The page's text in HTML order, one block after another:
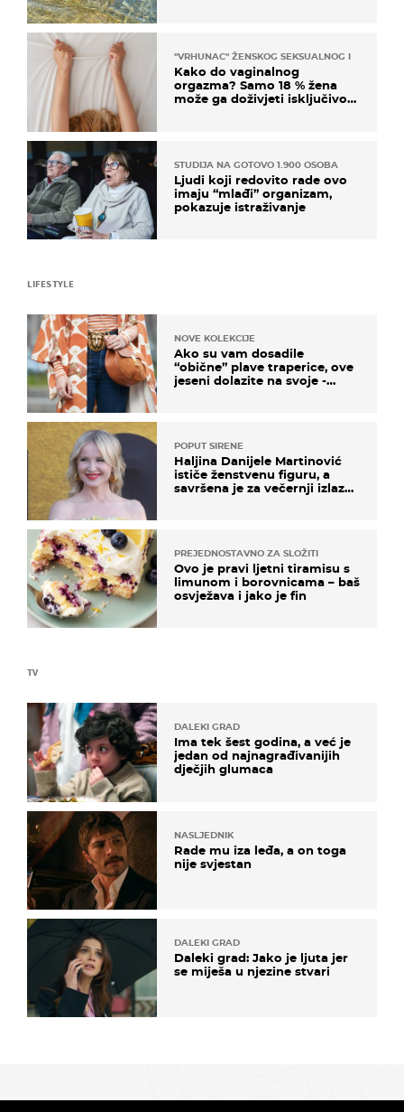
"VRHUNAC" ŽENSKOG SEKSUALNOG ISKUSTVA
Kako do vaginalnog
orgazma? Samo 18 % žena
može ga doživjeti isključivo
STUDIJA NA GOTOVO 1.900 OSOBA
Ljudi koji redovito rade ovo
imaju “mlađi” organizam,
pokazuje istraživanje
TV
DALEKI GRAD
Ima tek šest godina, a već je
jedan od najnagrađivanijih
dječjih glumaca
NASLJEDNIK
Rade mu iza leđa, a on toga
nije svjestan
DALEKI GRAD
Daleki grad: Jako je ljuta jer
se miješa u njezine stvari
LIFESTYLE
NOVE KOLEKCIJE
Ako su vam dosadile
“obične” plave traperice, ove
jeseni dolazite na svoje -
POPUT SIRENE
Haljina Danijele Martinović
ističe ženstvenu figuru, a
savršena je za večernji izlazak
PREJEDNOSTAVNO ZA SLOŽITI
Ovo je pravi ljetni tiramisu s
limunom i borovnicama – baš
osvježava i jako je fin